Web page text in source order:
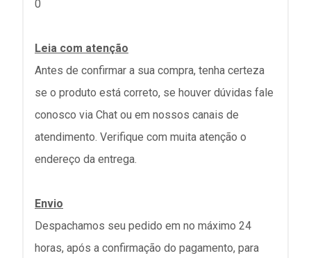
0
Leia com atenção
Antes de confirmar a sua compra, tenha certeza
se o produto está correto, se houver dúvidas fale
conosco via Chat ou em nossos canais de
atendimento. Verifique com muita atenção o
endereço da entrega.
Envio
Despachamos seu pedido em no máximo 24
horas, após a confirmação do pagamento, para